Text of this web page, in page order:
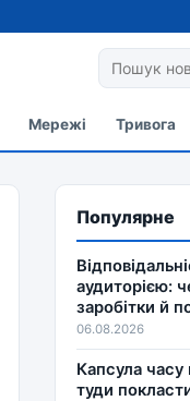
Мережі Тривога
Популярне
аудиторією:
заробітки й
06.08.2026
Капсула
туди